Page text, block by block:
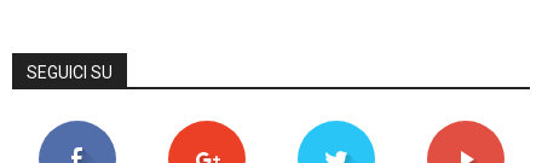
SEGUICI SU